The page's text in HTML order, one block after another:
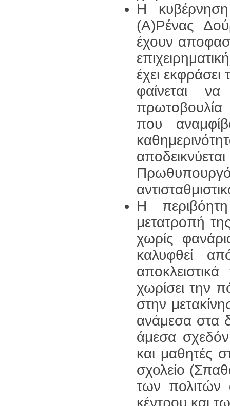
Η
(Α)Ρένας
έχουν
έχει εκφράσει
φαίνεται
που
Η
μετατροπή
χωρίς
καλυφθεί
χωρίσει την
στην
ανάμεσα στα
άμεσα
και μαθητές
σχολείο
των πολιτών
κέντρου και